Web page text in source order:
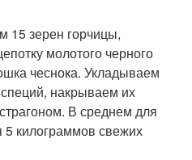
15 зерен горчицы,
молотого черного
чеснока. Укладываем
накрываем их
В среднем для
5 килограммов свежих